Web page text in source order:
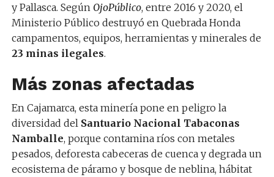
y Pallasca. Según OjoPúblico, entre 2016 y 2020, el
Ministerio Público destruyó en Quebrada Honda
campamentos, equipos, herramientas y minerales de
23 minas ilegales.
Más zonas afectadas
En Cajamarca, esta minería pone en peligro la
diversidad del Santuario Nacional Tabaconas
Namballe, porque contamina ríos con metales
pesados, deforesta cabeceras de cuenca y degrada un
ecosistema de páramo y bosque de neblina, hábitat